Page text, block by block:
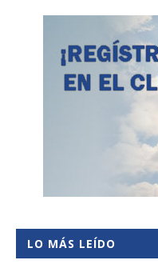
LO MÁS LEÍDO